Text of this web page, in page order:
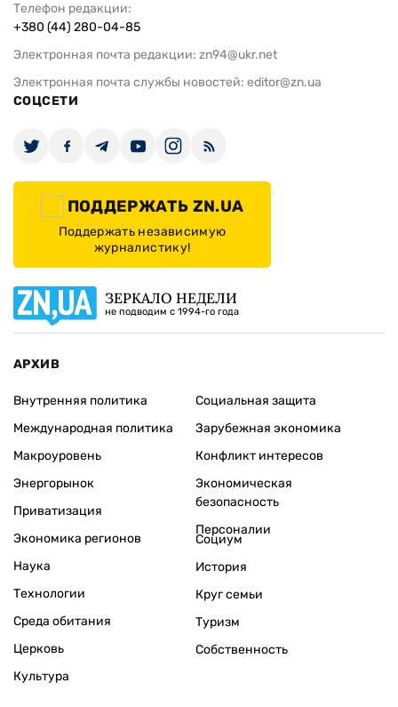
Телефон редакции:
+380 (44) 280-04-85
Электронная почта редакции: zn94@ukr.net
Электронная почта службы новостей: editor@zn.ua
СОЦСЕТИ
ПОДДЕРЖАТЬ ZN.UA
Поддержать независимую
журналистику!
ЗЕРКАЛО НЕДЕЛИ
не подводим с 1994-го года
АРХИВ
Внутренняя политика
Международная политика
Макроуровень
Энергорынок
Приватизация
Экономика регионов
Социальная защита
Зарубежная экономика
Конфликт интересов
Экономическая
безопасность
Персоналии
Наука
Технологии
Среда обитания
Церковь
Культура
Социум
История
Круг семьи
Туризм
Собственность